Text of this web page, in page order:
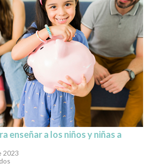
enseñar a los niños y niñas a
2023